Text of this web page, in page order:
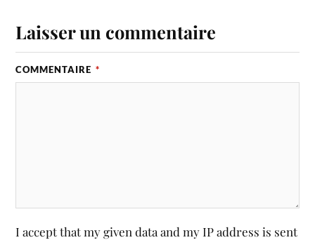
Laisser un commentaire
COMMENTAIRE *
I accept that my given data and my IP address is sent